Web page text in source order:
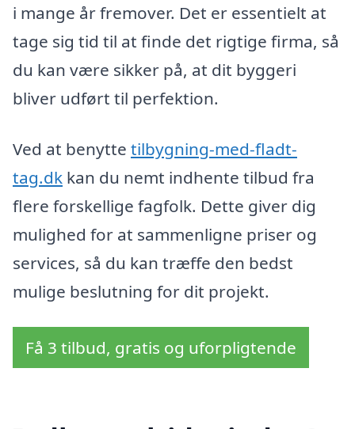
i mange år fremover. Det er essentielt at
tage sig tid til at finde det rigtige firma, så
du kan være sikker på, at dit byggeri
bliver udført til perfektion.
Ved at benytte tilbygning-med-fladt-
tag.dk kan du nemt indhente tilbud fra
flere forskellige fagfolk. Dette giver dig
mulighed for at sammenligne priser og
services, så du kan træffe den bedst
mulige beslutning for dit projekt.
Få 3 tilbud, gratis og uforpligtende